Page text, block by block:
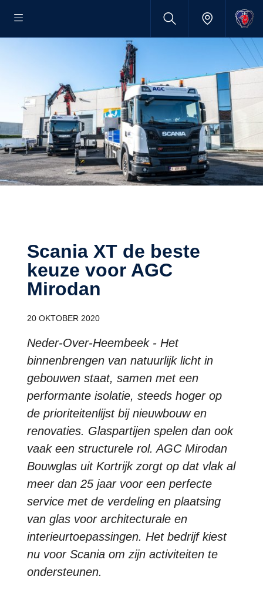
Scania XT de beste
keuze voor AGC
Mirodan
20 OKTOBER 2020
Neder-Over-Heembeek - Het
binnenbrengen van natuurlijk licht in
gebouwen staat, samen met een
performante isolatie, steeds hoger op
de prioriteitenlijst bij nieuwbouw en
renovaties. Glaspartijen spelen dan ook
vaak een structurele rol. AGC Mirodan
Bouwglas uit Kortrijk zorgt op dat vlak al
meer dan 25 jaar voor een perfecte
service met de verdeling en plaatsing
van glas voor architecturale en
interieurtoepassingen. Het bedrijf kiest
nu voor Scania om zijn activiteiten te
ondersteunen.